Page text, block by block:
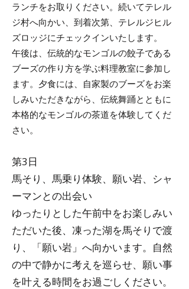
ランチをお取りください。続いてテレル
ジ村へ向かい、到着次第、テレルジヒル
ズロッジにチェックインいたします。
午後は、伝統的なモンゴルの餃子である
ブーズの作り方を学ぶ料理教室に参加し
ます。夕食には、自家製のブーズをお楽
しみいただきながら、伝統舞踊とともに
本格的なモンゴルの茶道を体験してくだ
さい。
第3日
馬そり、馬乗り体験、願い岩、シャ
ーマンとの出会い
ゆったりとした午前中をお楽しみい
ただいた後、凍った湖を馬そりで渡
り、「願い岩」へ向かいます。自然
の中で静かに考えを巡らせ、願い事
を叶える時間をお過ごしください。